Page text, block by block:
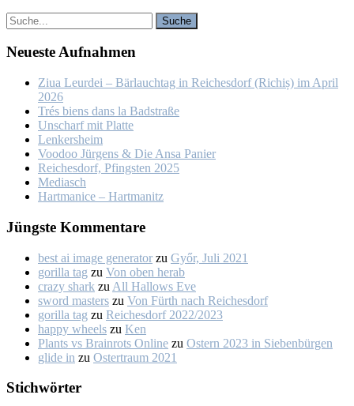
Neu­es­te Auf­nah­men
Ziua Leur­dei – Bär­lauch­tag in Rei­ches­dorf (Ri­chiș) im April
2026
Trés biens dans la Bad­stra­ße
Un­scharf mit Plat­te
Len­kers­heim
Voo­doo Jür­gens & Die An­sa Pa­nier
Rei­ches­dorf, Pfings­ten 2025
Me­dia­sch
Hart­ma­nice – Hart­ma­nitz
Jüngs­te Kom­men­ta­re
best ai image generator zu Győr, Ju­li 2021
gorilla tag zu Von oben her­ab
crazy shark zu All Hal­lows Eve
sword masters zu Von Fürth nach Rei­ches­dorf
gorilla tag zu Rei­ches­dorf 2022/2023
happy wheels zu Ken
Plants vs Brainrots Online zu Os­tern 2023 in Sie­ben­bür­gen
glide in zu Os­ter­traum 2021
Stich­wör­ter